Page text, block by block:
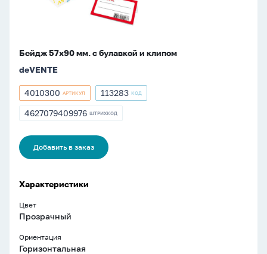
Бейдж 57х90 мм. с булавкой и клипом
deVENTE
Артикул
4010300
4010300 АРТИКУЛ
Артикул
113283
113283 КОД
ШТРИХКОД
4627079409976 ШТРИХКОД
Добавить в заказ
Характеристики
Цвет
Прозрачный
Ориентация
Горизонтальная